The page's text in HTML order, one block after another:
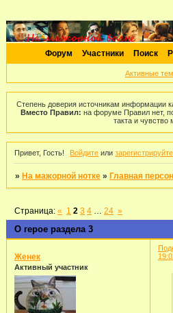
Форум Участники Поиск
Активные
Степень доверия источникам информации
Вместо Правил: на форуме Правил нет,
такта и чувство
Привет, Гость! Войдите или
» На мажорной нотке » Главная
О герое раздела 3
Страница:« 1 2 3 4 24 »
Женек
Активный участник